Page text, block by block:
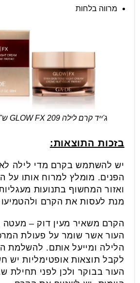
מרווה בלחות
ג'ייד קרם לילה GLOW FX 209 ש"ח. צילום יח"צ
בזכות התוצאות:
יש להשתמש בקרם מדי לילה
הפנים. מומלץ למרוח אותו על
ואזור המחשוף בתנועות
מנת לעסות את הקרם ולהטמיעו
הקרם משאיר מעין דוק – מעטה
העור אשר שומר על פעולת
הלילה ומייעל אותם. להשלמת
לקבל תוצאות אופטימליות יש
העור בבוקר ולכן לפני תחילת